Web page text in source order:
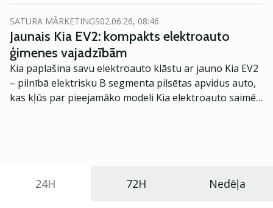
SATURA MĀRKETINGS02.06.26, 08:46
Jaunais Kia EV2: kompakts elektroauto
ģimenes vajadzībām
Kia paplašina savu elektroauto klāstu ar jauno Kia EV2
– pilnībā elektrisku B segmenta pilsētas apvidus auto,
kas kļūs par pieejamāko modeli Kia elektroauto saimē
24H 72H Nedēļa